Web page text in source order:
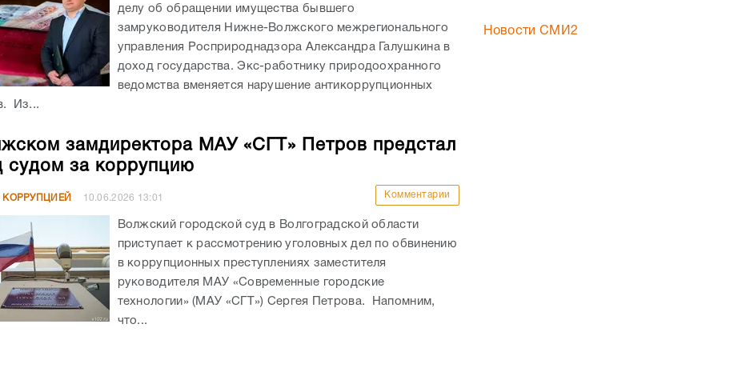
делу об обращении имущества бывшего
замруководителя Нижне-Волжского межрегионального
управления Росприроднадзора Александра Галушкина в
доход государства. Экс-работнику природоохранного
ведомства вменяется нарушение антикоррупционных
Из...
замдиректора МАУ «СГТ» Петров предстал
судом за коррупцию
КОРРУПЦИЕЙ 10.06.2026 13:01 Комментарии
Волжский городской суд в Волгоградской области
приступает к рассмотрению уголовных дел по обвинению
в коррупционных преступлениях заместителя
руководителя МАУ «Современные городские
технологии» (МАУ «СГТ») Сергея Петрова. Напомним,
что...
Новости СМИ2